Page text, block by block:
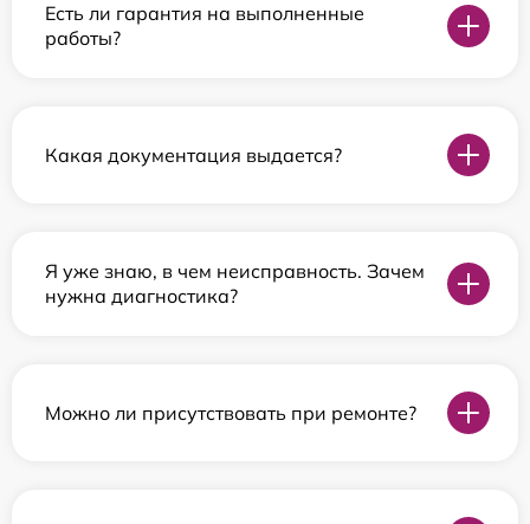
Есть ли гарантия на выполненные
работы?
Какая документация выдается?
Я уже знаю, в чем неисправность. Зачем
нужна диагностика?
Можно ли присутствовать при ремонте?